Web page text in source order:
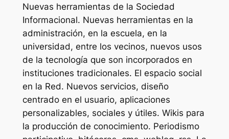
Nuevas herramientas de la Sociedad
Informacional. Nuevas herramientas en la
administración, en la escuela, en la
universidad, entre los vecinos, nuevos usos
de la tecnología que son incorporados en
instituciones tradicionales. El espacio social
en la Red. Nuevos servicios, diseño
centrado en el usuario, aplicaciones
personalizables, sociales y útiles. Wikis para
la producción de conocimiento. Periodismo